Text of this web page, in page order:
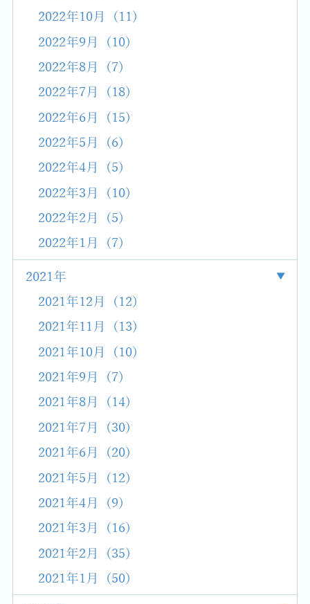
2022年10月 (11)
2022年9月 (10)
2022年8月 (7)
2022年7月 (18)
2022年6月 (15)
2022年5月 (6)
2022年4月 (5)
2022年3月 (10)
2022年2月 (5)
2022年1月 (7)
2021年
2021年12月 (12)
2021年11月 (13)
2021年10月 (10)
2021年9月 (7)
2021年8月 (14)
2021年7月 (30)
2021年6月 (20)
2021年5月 (12)
2021年4月 (9)
2021年3月 (16)
2021年2月 (35)
2021年1月 (50)